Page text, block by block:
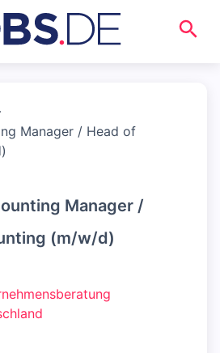
Manager / Head of
Manager /
(m/w/d)